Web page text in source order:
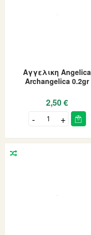
Αγγελικη Angelica
Archangelica 0.2gr
2,50 €